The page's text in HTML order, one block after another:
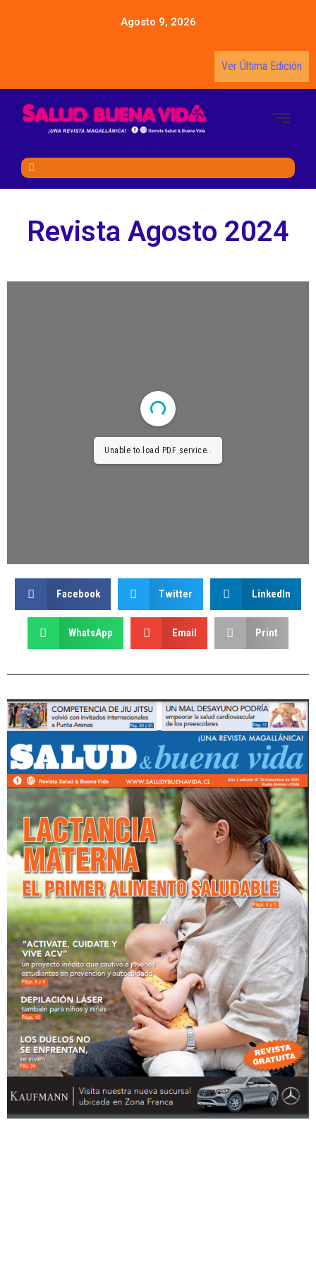
Agosto 9, 2026
Ver Última Edición
Revista Agosto 2024
Unable to load PDF service..
Facebook Twitter LinkedIn
WhatsApp Email Print